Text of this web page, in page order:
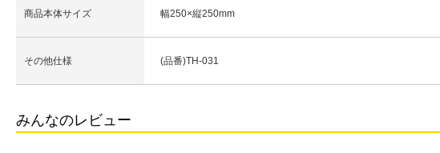
商品本体サイズ 幅250×縦250mm
その他仕様 (品番)TH-031
みんなのレビュー